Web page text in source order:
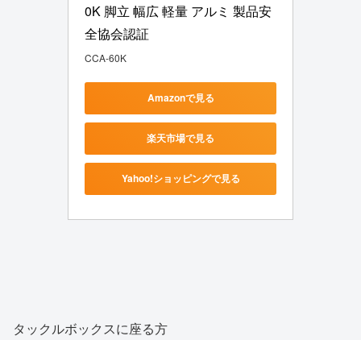
0K 脚立 幅広 軽量 アルミ 製品安
全協会認証
CCA-60K
Amazonで見る
楽天市場で見る
Yahoo!ショッピングで見る
タックルボックスに座る方